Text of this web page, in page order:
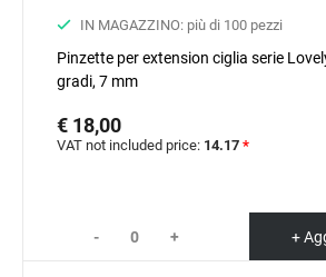
IN MAGAZZINO: più di 100 pezzi
Pinzette per extension ciglia serie
gradi, 7 mm
€ 18,00
VAT not included price: 14.17 *
- + +